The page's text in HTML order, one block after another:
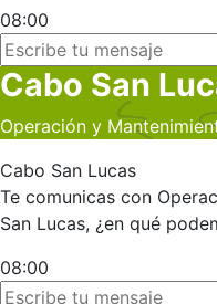
08:00
Cabo San
Operación y
Cabo San Lucas
Te comunicas con
San Lucas, ¿en qué
08:00